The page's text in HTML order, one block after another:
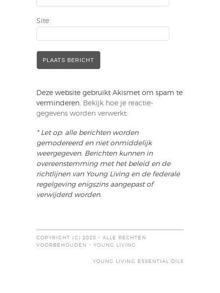
Site
Deze website gebruikt Akismet om spam te
verminderen.
Bekijk hoe je reactie-
gegevens worden verwerkt
* Let op: alle berichten worden
gemodereerd en niet onmiddelijk
weergegeven. Berichten kunnen in
overeenstemming met het beleid en de
richtlijnen van Young Living en de federale
regelgeving enigszins aangepast of
verwijderd worden.
COPYRIGHT (C) 2020 - ALLE RECHTEN
VOORBEHOUDEN - YOUNG LIVING
YOUNG LIVING ESSENTIAL OILS